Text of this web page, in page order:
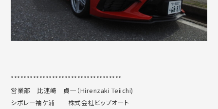
***********************************
営業部 比連崎 貞一（Hirenzaki Teiichi)
シボレー袖ケ浦 株式会社ビップオート